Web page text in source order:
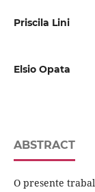
Priscila Lini
Elsio Opata
ABSTRACT
O presente